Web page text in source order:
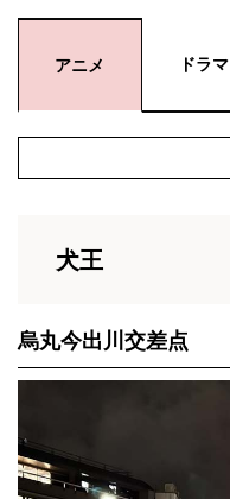
アニメ ドラマ
犬王
烏丸今出川交差点